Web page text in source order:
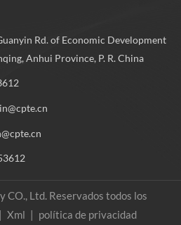
Rd. of Economic Development
Anhui Province, P. R. China
Ltd. Reservados todos los
| Xml | política de privacidad